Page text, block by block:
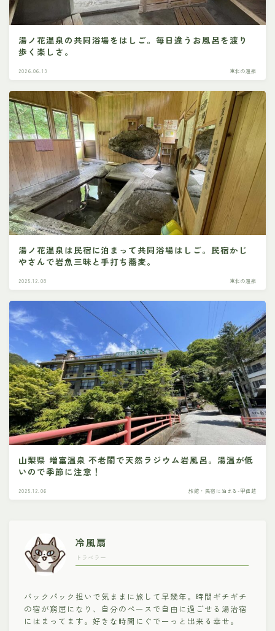
湯ノ花温泉の共同浴場をはしご。毎日違うお風呂を渡り
歩く楽しさ。
2026.06.13 東北の温泉
湯ノ花温泉は民宿に泊まって共同浴場はしご。民宿かじ
やさんで岩魚三昧と手打ち蕎麦。
2025.12.08 東北の温泉
山梨県 増富温泉 不老閣で天然ラジウム岩風呂。湯温が低
いので季節に注意！
2025.12.06 旅館・民宿に泊まる-甲信越
冷風扇
トラベラー
バックパック担いで気ままに旅して早幾年。時間ギチギチ
の宿が窮屈になり、自分のペースで自由に過ごせる湯治宿
にはまってます。好きな時間にぐでーっと出来る幸せ。